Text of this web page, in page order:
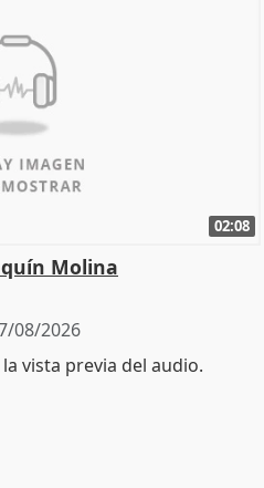
02:08
Molina
08/2026